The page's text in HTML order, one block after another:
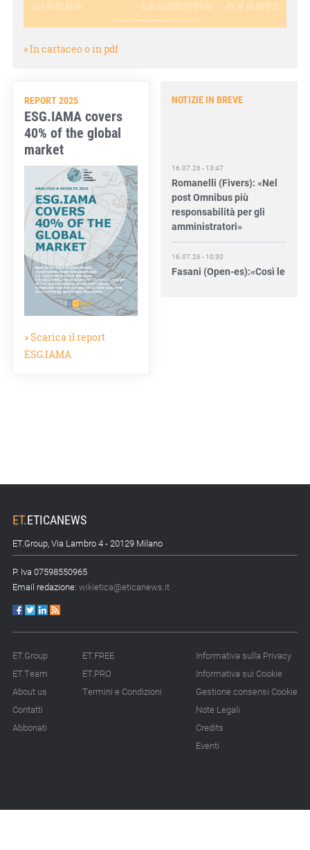
» In cartaceo o in pdf
REPORT 2025
ESG.IAMA covers
40% of the global
market
» Scarica il report
ESG.IAMA
NOTIZIE IN BREVE
Romanelli (Fivers): «Nel
post Omnibus più
responsabilità per gli
amministratori»
Fasani (Open-es):«Così le
filiere aiutano a collegare
Tornano le Settimane
appuntamenti
14.07.26 - 10:00
Mcc colloca social bond
da 500 mln
bancarie
ET.ETICANEWS
ET.Group, Via Lambro 4 - 20129 Milano
P. Iva 07598550965
Email redazione: wikietica@eticanews.it
ET.Group
ET.Team
About us
Contatti
Abbonati
ET.FREE
ET.PRO
Termini e Condizioni
Informativa sulla Privacy
Informativa sui Cookie
Gestione consensi Cookie
Note Legali
Credits
Eventi